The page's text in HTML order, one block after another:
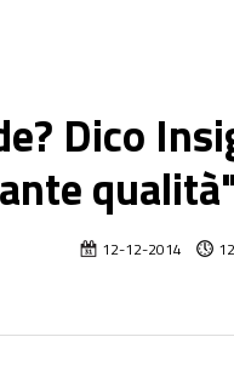
Dico
12-12-2014